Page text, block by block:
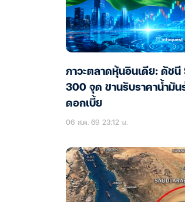
ภาวะตลาดหุ้นอินเดีย: ดัชนี
300 จุด ขานรับราคาน้ำมั
ดอกเบี้ย
06 ส.ค. 69 23:12 น.